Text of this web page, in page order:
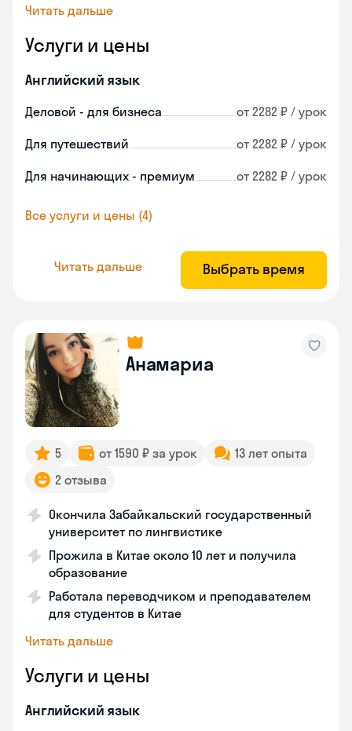
Читать дальше
Услуги и цены
Английский язык
Деловой - для бизнеса от 2282 ₽ / урок
Для путешествий от 2282 ₽ / урок
Для начинающих - премиум от 2282 ₽ / урок
Все услуги и цены (4)
Читать дальше Выбрать время
Анамариа
5 от 1590 ₽ за урок
13 лет опыта
2 отзыва
Окончила Забайкальский государственный
университет по лингвистике
Прожила в Китае около 10 лет и получила
образование
Работала переводчиком и преподавателем
для студентов в Китае
Читать дальше
Услуги и цены
Английский язык